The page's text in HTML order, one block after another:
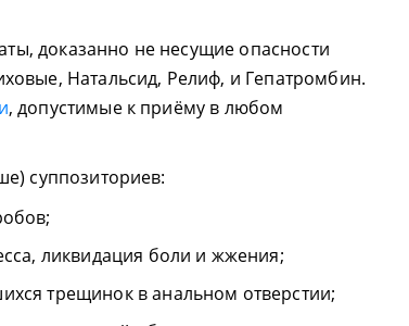
доказанно не несущие опасности
Натальсид, Релиф, и Гепатромбин.
, допустимые к приёму в любом
суппозиториев:
ликвидация боли и жжения;
трещинок в анальном отверстии;